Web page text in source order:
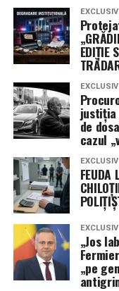
EXCLUSIV
EDIȚIE
EXCLUSIV
justiția
de
cazul
EXCLUSIV
FEUDA
EXCLUSIV
„Jos
„pe